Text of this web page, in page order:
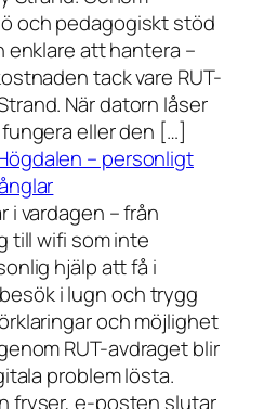
och pedagogiskt stöd
enklare att hantera –
tack vare RUT-
När datorn låser
eller den […]
– personligt
i vardagen – från
till wifi som inte
hjälp att få i
i lugn och trygg
och möjlighet
RUT-avdraget blir
problem lösta.
fryser, e-posten slutar